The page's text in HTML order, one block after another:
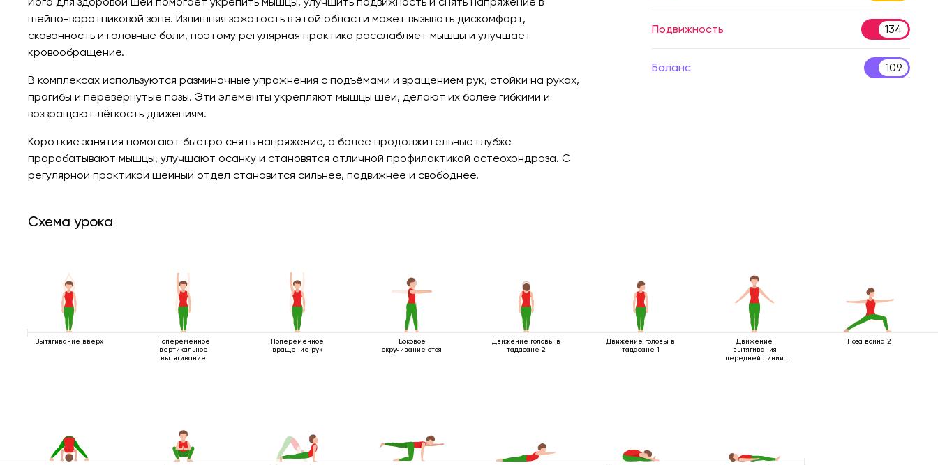
шейно-воротниковой зоне. Излишняя зажатость в этой области может вызывать дискомфорт,
скованность и головные боли, поэтому регулярная практика расслабляет мышцы и улучшает
кровообращение.
В комплексах используются разминочные упражнения с подъёмами и вращением рук, стойки на руках,
прогибы и перевёрнутые позы. Эти элементы укрепляют мышцы шеи, делают их более гибкими и
возвращают лёгкость движениям.
Короткие занятия помогают быстро снять напряжение, а более продолжительные глубже
прорабатывают мышцы, улучшают осанку и становятся отличной профилактикой остеохондроза. С
регулярной практикой шейный отдел становится сильнее, подвижнее и свободнее.
Подвижность 134
Баланс 109
Схема урока
Вытягивание вверх
Попеременное
вертикальное
вытягивание
Попеременное
вращение рук
Боковое
скручивание стоя
Движение головы в
тадасане 2
Движение головы в
тадасане 1
Движение
вытягивания
передней линии
Поза воина 2